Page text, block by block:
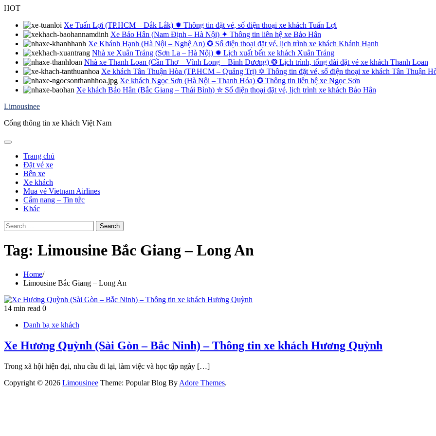
Skip
content
HOT
Xe Tuấn Lợi (TP.HCM – Đắk Lắk) ✹ Thông tin đặt vé, số điện thoại xe khách Tuấn Lợi
Xe Bảo Hân (Nam Định – Hà Nội) ✦ Thông tin liên hệ xe Bảo Hân
Xe Khánh Hạnh (Hà Nội – Nghệ An) ✪ Số điện thoại đặt vé, lịch trình xe khách Khánh Hạnh
Nhà xe Xuân Tráng (Sơn La – Hà Nội) ✹ Lịch xuất bến xe khách Xuân Tráng
Nhà xe Thanh Loan (Cần Thơ – Vĩnh Long – Bình Dương) ❂ Lịch trình, tổng đài đặt vé xe khách Thanh Loan
Xe khách Tân Thuận Hòa (TP.HCM – Quảng Trị) ✡ Thông tin đặt vé, số điện thoại xe khách Tân Thuận
Xe khách Ngọc Sơn (Hà Nội – Thanh Hóa) ✪ Thông tin liên hệ xe Ngọc Sơn
Xe khách Bảo Hân (Bắc Giang – Thái Bình) ✮ Số điện thoại đặt vé, lịch trình xe khách Bảo Hân
Limousinee
Cổng thông tin xe khách Việt Nam
Trang chủ
Đặt vé xe
Bến xe
Xe khách
Mua vé Vietnam Airlines
Cẩm nang – Tin tức
Khác
Search
for:
Tag: Limousine Bắc Giang – Long An
Home
Limousine Bắc Giang – Long An
14 min read 0
Danh bạ xe khách
Xe Hương Quỳnh (Sài Gòn – Bắc Ninh) – Thông tin xe khách Hương Quỳnh
Trong xã hội hiện đại, nhu cầu đi lại, làm việc và học tập ngày […]
Copyright © 2026 Limousinee Theme: Popular Blog By Adore Themes.